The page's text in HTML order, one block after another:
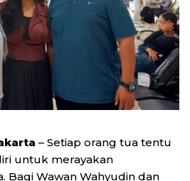
– Setiap orang tua tentu
untuk merayakan
Bagi Wawan Wahyudin dan